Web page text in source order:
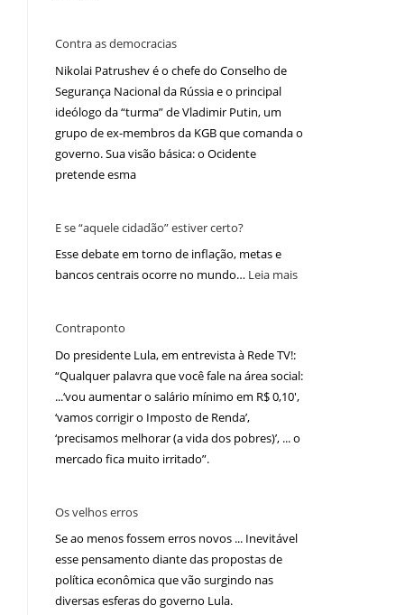
Contra as democracias
Nikolai Patrushev é o chefe do Conselho de
Segurança Nacional da Rússia e o principal
ideólogo da “turma” de Vladimir Putin, um
grupo de ex-membros da KGB que comanda o
governo. Sua visão básica: o Ocidente
pretende esma
E se “aquele cidadão” estiver certo?
Esse debate em torno de inflação, metas e
bancos centrais ocorre no mundo… Leia mais
Contraponto
Do presidente Lula, em entrevista à Rede TV!:
“Qualquer palavra que você fale na área social:
...‘vou aumentar o salário mínimo em R$ 0,10′,
‘vamos corrigir o Imposto de Renda’,
‘precisamos melhorar (a vida dos pobres)’, ... o
mercado fica muito irritado”.
Os velhos erros
Se ao menos fossem erros novos ... Inevitável
esse pensamento diante das propostas de
política econômica que vão surgindo nas
diversas esferas do governo Lula.